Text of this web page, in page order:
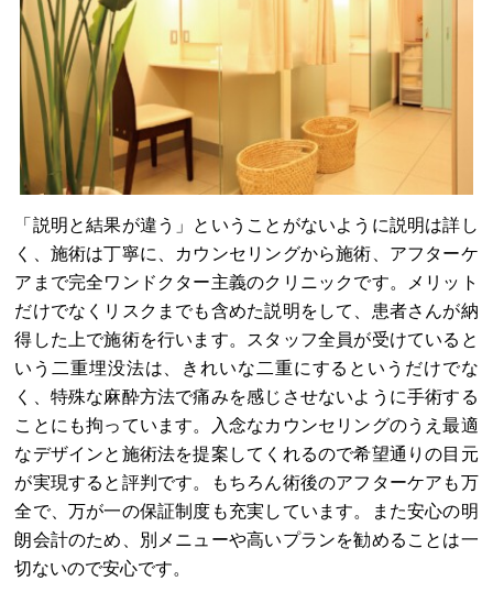
「説明と結果が違う」ということがないように説明は詳し
く、施術は丁寧に、カウンセリングから施術、アフターケ
アまで完全ワンドクター主義のクリニックです。メリット
だけでなくリスクまでも含めた説明をして、患者さんが納
得した上で施術を行います。スタッフ全員が受けていると
いう二重埋没法は、きれいな二重にするというだけでな
く、特殊な麻酔方法で痛みを感じさせないように手術する
ことにも拘っています。入念なカウンセリングのうえ最適
なデザインと施術法を提案してくれるので希望通りの目元
が実現すると評判です。もちろん術後のアフターケアも万
全で、万が一の保証制度も充実しています。また安心の明
朗会計のため、別メニューや高いプランを勧めることは一
切ないので安心です。